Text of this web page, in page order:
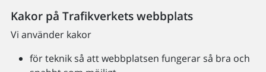
Kakor på Trafikverkets webbplats
Vi använder kakor
för teknik så att webbplatsen fungerar så bra och